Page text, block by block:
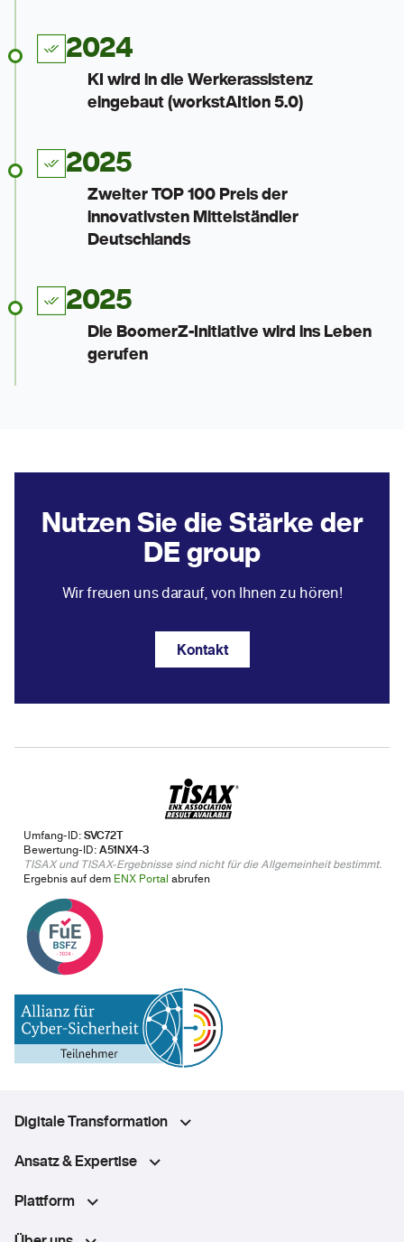
2024
KI wird in die Werkerassistenz
eingebaut (workstAItion 5.0)
2025
Zweiter TOP 100 Preis der
innovativsten Mittelständler
Deutschlands
2025
Die BoomerZ-Initiative wird ins Leben
gerufen
Nutzen Sie die Stärke der
DE group
Wir freuen uns darauf, von Ihnen zu hören!
Kontakt
Umfang-ID:SVC72T
Bewertung-ID:A51NX4-3
TISAX und TISAX-Ergebnisse sind nicht für die Allgemeinheit bestimmt.
Ergebnis auf dem ENX Portal abrufen
Digitale Transformation
Ansatz & Expertise
Plattform